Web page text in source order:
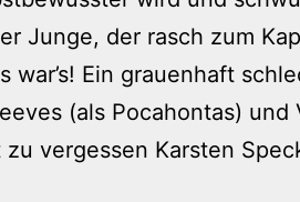
Junge, der rasch zum
war’s! Ein grauenhaft
(als Pocahontas)
vergessen Karsten